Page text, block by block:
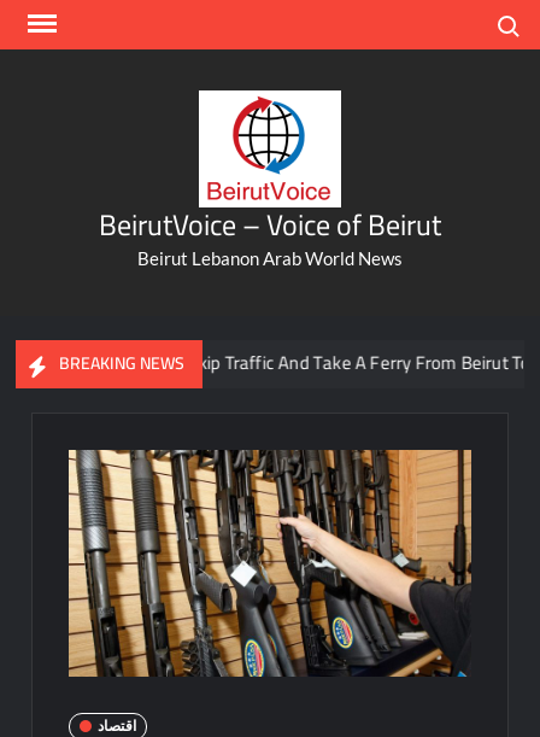
Skip
BeirutVoice – Voice of Beirut
Beirut Lebanon Arab World News
BREAKING NEWS
You Can Now Skip Traffic And Take A Ferry From Beirut To
اقتصاد